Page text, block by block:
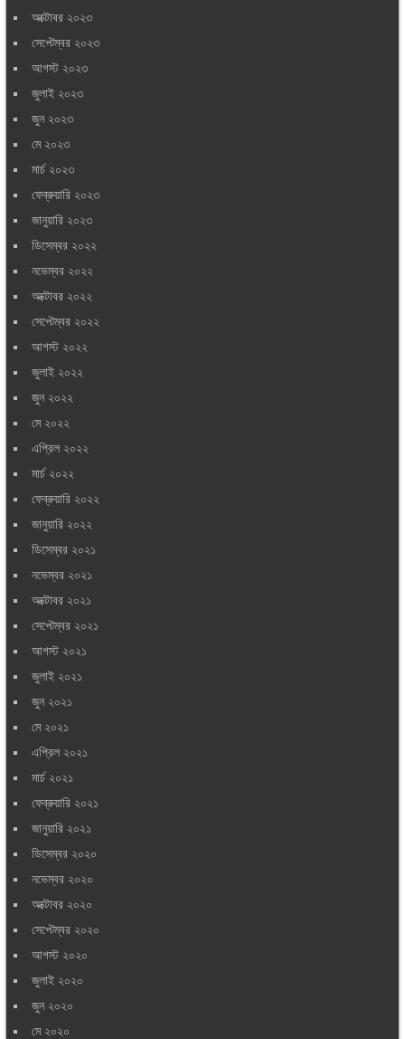
অক্টোবর ২০২৩
সেপ্টেম্বর ২০২৩
আগস্ট ২০২৩
জুলাই ২০২৩
জুন ২০২৩
মে ২০২৩
মার্চ ২০২৩
ফেব্রুয়ারি ২০২৩
জানুয়ারি ২০২৩
ডিসেম্বর ২০২২
নভেম্বর ২০২২
অক্টোবর ২০২২
সেপ্টেম্বর ২০২২
আগস্ট ২০২২
জুলাই ২০২২
জুন ২০২২
মে ২০২২
এপ্রিল ২০২২
মার্চ ২০২২
ফেব্রুয়ারি ২০২২
জানুয়ারি ২০২২
ডিসেম্বর ২০২১
নভেম্বর ২০২১
অক্টোবর ২০২১
সেপ্টেম্বর ২০২১
আগস্ট ২০২১
জুলাই ২০২১
জুন ২০২১
মে ২০২১
এপ্রিল ২০২১
মার্চ ২০২১
ফেব্রুয়ারি ২০২১
জানুয়ারি ২০২১
ডিসেম্বর ২০২০
নভেম্বর ২০২০
অক্টোবর ২০২০
সেপ্টেম্বর ২০২০
আগস্ট ২০২০
জুলাই ২০২০
জুন ২০২০
মে ২০২০